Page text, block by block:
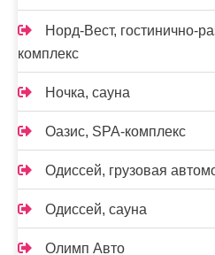
Норд-Вест, гостинично-
комплекс
Ночка, сауна
Оазис, SPA-комплекс
Одиссей, грузовая
Одиссей, сауна
Олимп Авто